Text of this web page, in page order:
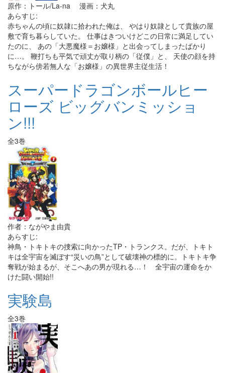
原作：トール/La-na 漫画：犬丸
あらすじ:
赤ちゃんの頃に奴隷に拾われた俺は、 やはり奴隷として貴族の屋
敷で育ち暮らしていた。 仕事はきついけどこの日常に満足してい
たのに、 あの「大悪魔様＝お嬢様」と出会ってしまったばかり
に…。 鞭打ちも平気で頑丈が取り柄の「従僕」と、 天使の顔を持
ちながら傍若無人な「お嬢様」の異世界主従生活！
スーパードラゴンボールヒー
ローズ ビッグバンミッショ
ン!!!
全3巻
作者：ながやま由貴
あらすじ:
神鳥・トキトキの捜索に向かったTP・トランクス。だが、トキト
キは全宇宙を滅ぼす“災いの鳥”として破壊神の標的に。トキトキ争
奪戦が始まるが、そこへあの男が現れる…！ 全宇宙の運命をか
けた闘い開始!!
実験島
全3巻